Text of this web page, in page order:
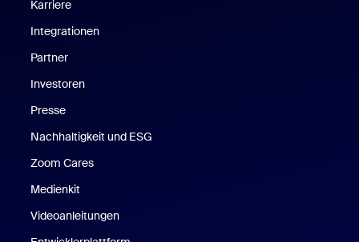
Karriere
Integrationen
Partner
Investoren
Presse
Nachhaltigkeit und ESG
Zoom Cares
Medienkit
Videoanleitungen